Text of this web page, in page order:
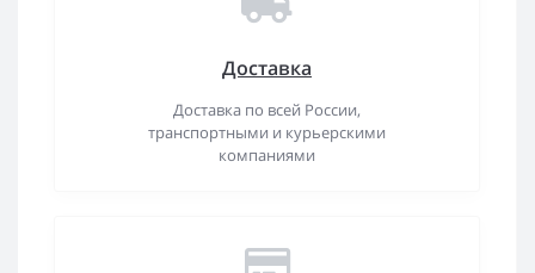
Доставка
Доставка по всей России,
транспортными и курьерскими
компаниями